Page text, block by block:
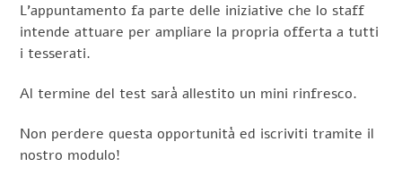
L’appuntamento fa parte delle iniziative che lo staff
intende attuare per ampliare la propria offerta a tutti
i tesserati.
Al termine del test sarà allestito un mini rinfresco.
Non perdere questa opportunità ed iscriviti tramite il
nostro modulo!